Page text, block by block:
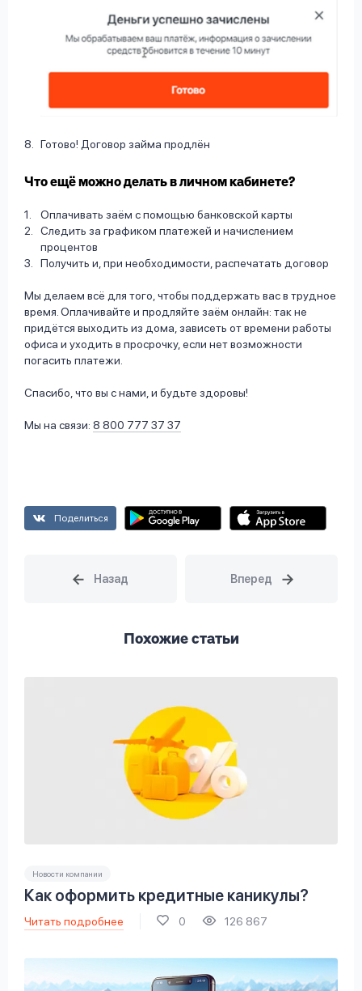
Готово! Договор займа продлён
Что ещё можно делать в личном кабинете?
Оплачивать заём с помощью банковской карты
Следить за графиком платежей и начислением
процентов
Получить и, при необходимости, распечатать договор
Мы делаем всё для того, чтобы поддержать вас в трудное
время. Оплачивайте и продляйте заём онлайн: так не
придётся выходить из дома, зависеть от времени работы
офиса и уходить в просрочку, если нет возможности
погасить платежи.
Спасибо, что вы с нами, и будьте здоровы!
Мы на связи: 8 800 777 37 37
Поделиться
Похожие статьи
Новости компании
Как оформить кредитные каникулы?
Читать подробнее 0 126 867